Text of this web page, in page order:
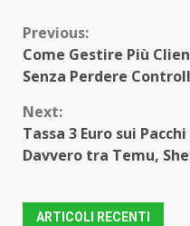
Continue
Reading
Previous:
Come Gestire Più
Senza Perdere
Next:
Tassa 3 Euro sui
Davvero tra Temu,
ARTICOLI RECENTI